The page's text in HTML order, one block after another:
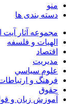
منو
دسته بندی ها
مجموعه آثار آيت
الهیات و فلسفه
اقتصاد
مديريت
علوم سياسي
فرهنگ و
حقوق
آموزش زبان و